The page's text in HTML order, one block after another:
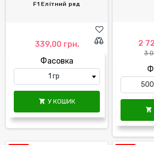
F1 Елітний ряд
339,00 грн.
Фасовка
 У КОШИК
2
3
